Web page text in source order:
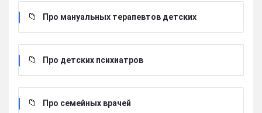
Про мануальных терапевтов детских
Про детских психиатров
Про семейных врачей